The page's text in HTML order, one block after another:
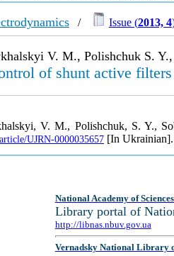
/ Issue (2013, 4
V. M., Polishchuk S.
of shunt active filters
V. M., Polishchuk, S. Y.,
UJRN-0000035657[In Ukrainian].
National Academy of
Library portal of
http://libnas.nbuv.gov.ua
Vernadsky National Library